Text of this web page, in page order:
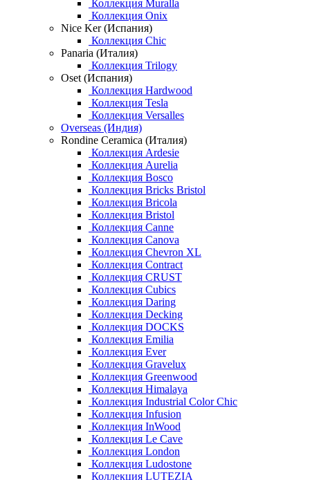
Коллекция Muralla
Коллекция Onix
Nice Ker (Испания)
Коллекция Chic
Panaria (Италия)
Коллекция Trilogy
Oset (Испания)
Коллекция Hardwood
Коллекция Tesla
Коллекция Versalles
Overseas (Индия)
Rondine Ceramica (Италия)
Коллекция Ardesie
Коллекция Aurelia
Коллекция Bosco
Коллекция Bricks Bristol
Коллекция Bricola
Коллекция Bristol
Коллекция Canne
Коллекция Canova
Коллекция Chevron XL
Коллекция Contract
Коллекция CRUST
Коллекция Cubics
Коллекция Daring
Коллекция Decking
Коллекция DOCKS
Коллекция Emilia
Коллекция Ever
Коллекция Gravelux
Коллекция Greenwood
Коллекция Himalaya
Коллекция Industrial Color Chic
Коллекция Infusion
Коллекция InWood
Коллекция Le Cave
Коллекция London
Коллекция Ludostone
Коллекция LUTEZIA